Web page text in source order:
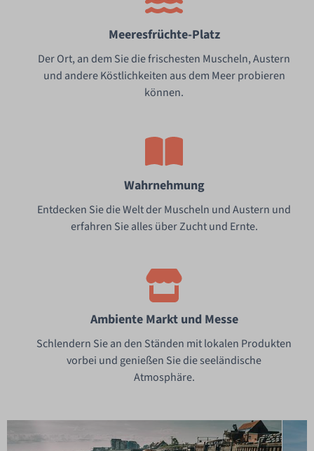
Meeresfrüchte-Platz
Der Ort, an dem Sie die frischesten Muscheln, Austern
und andere Köstlichkeiten aus dem Meer probieren
können.
Wahrnehmung
Entdecken Sie die Welt der Muscheln und Austern und
erfahren Sie alles über Zucht und Ernte.
Ambiente Markt und Messe
Schlendern Sie an den Ständen mit lokalen Produkten
vorbei und genießen Sie die seeländische
Atmosphäre.